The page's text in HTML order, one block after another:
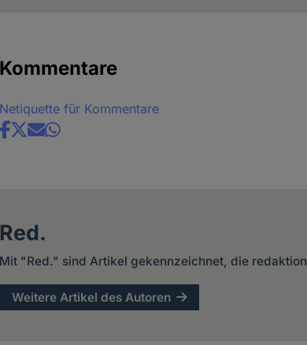
Kommentare
Netiquette für Kommentare
Share
Red.
Mit "Red." sind Artikel gekennzeichnet, die
Weitere Artikel des Autoren